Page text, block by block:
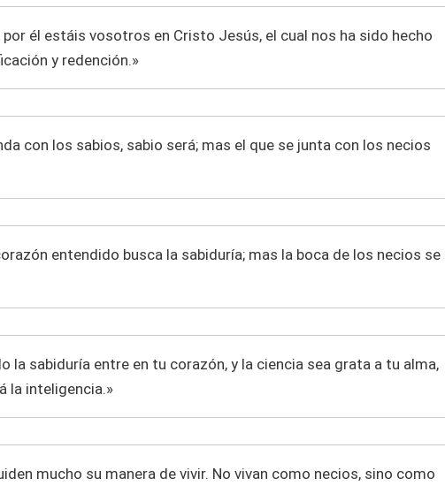
por él estáis vosotros en Cristo Jesús, el cual nos ha sido hecho
y redención.»
con los sabios, sabio será; mas el que se junta con los necios
entendido busca la sabiduría; mas la boca de los necios se
la sabiduría entre en tu corazón, y la ciencia sea grata a tu alma,
la inteligencia.»
mucho su manera de vivir. No vivan como necios, sino como